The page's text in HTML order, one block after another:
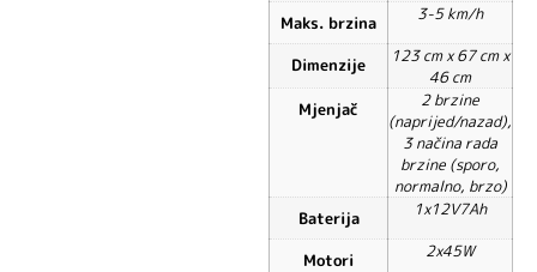
Maks. brzina 3-5 km/h
Dimenzije
123 cm x 67 cm x
46 cm
Mjenjač
2 brzine
(naprijed/nazad),
3 načina rada
brzine (sporo,
normalno, brzo)
Baterija
1x12V7Ah
Motori 2x45W